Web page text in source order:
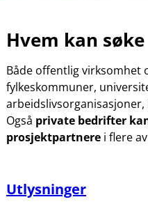
Hvem kan
Både offentlig virksomhet
fylkeskommuner,
Også private bedrifter
prosjektpartnere i flere
Utlysninger